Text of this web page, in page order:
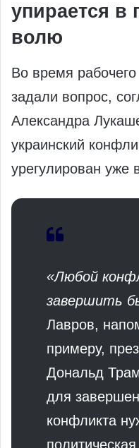
упирается в
волю
Во время
задали вопрос,
Александра
украинский
урегулирован уже
«Любой
завершить
Лавров,
примеру,
Дональд
для
конфликта
политическая